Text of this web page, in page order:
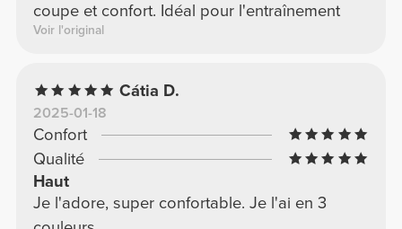
coupe et confort. Idéal pour l'entraînement
Voir l'original
Cátia D.
2025-01-18
Confort
Qualité
Haut
Je l'adore, super confortable. Je l'ai en 3